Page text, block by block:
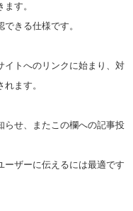
す。
きる仕様です。
イトへのリンクに始まり、対
ます。
らせ、またこの欄への記事投
ーザーに伝えるには最適です